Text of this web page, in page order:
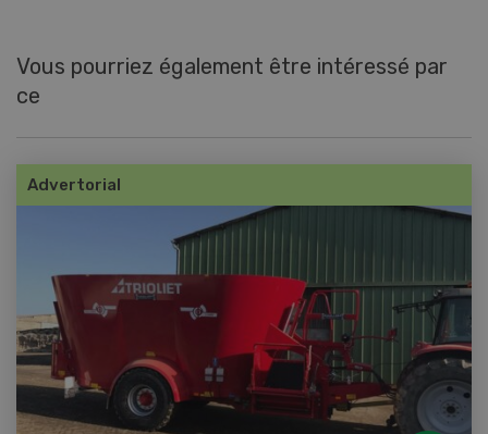
Vous pourriez également être intéressé par
ce
Advertorial